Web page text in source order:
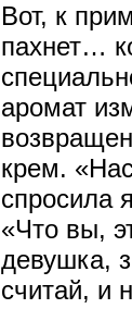
Вот, к
пахнет…
аромат
крем.
спросила
«Что вы,
девушка,
считай, и